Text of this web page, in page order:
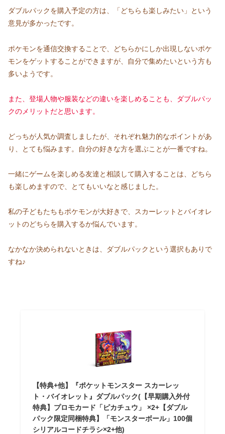
ダブルパックを購入予定の方は、「どちらも楽しみたい」という
意見が多かったです。
ポケモンを通信交換することで、どちらかにしか出現しないポケ
モンをゲットすることができますが、自分で集めたいという方も
多いようです。
また、登場人物や服装などの違いを楽しめることも、ダブルパッ
クのメリットだと思います。
どっちが人気か調査しましたが、それぞれ魅力的なポイントがあ
り、とても悩みます。自分の好きな方を選ぶことが一番ですね。
一緒にゲームを楽しめる友達と相談して購入することは、どちら
も楽しめますので、とてもいいなと感じました。
私の子どもたちもポケモンが大好きで、スカーレットとバイオレ
ットのどちらを購入するか悩んでいます。
なかなか決められないときは、ダブルパックという選択もありで
すね♪
【特典+他】『ポケットモンスター スカーレッ
ト・バイオレット』ダブルパック(【早期購入外付
特典】プロモカード「ピカチュウ」 ×2+【ダブル
パック限定同梱特典】「モンスターボール」100個
シリアルコードチラシ×2+他)